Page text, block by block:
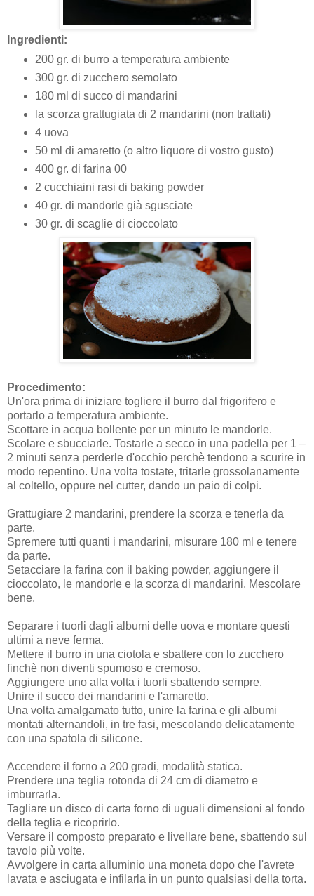
Ingredienti:
200 gr. di burro a temperatura ambiente
300 gr. di zucchero semolato
180 ml di succo di mandarini
la scorza grattugiata di 2 mandarini (non trattati)
4 uova
50 ml di amaretto (o altro liquore di vostro gusto)
400 gr. di farina 00
2 cucchiaini rasi di baking powder
40 gr. di mandorle già sgusciate
30 gr. di scaglie di cioccolato
Procedimento:
Un'ora prima di iniziare togliere il burro dal frigorifero e
portarlo a temperatura ambiente.
Scottare in acqua bollente per un minuto le mandorle.
Scolare e sbucciarle. Tostarle a secco in una padella per 1 –
2 minuti senza perderle d'occhio perchè tendono a scurire in
modo repentino. Una volta tostate, tritarle grossolanamente
al coltello, oppure nel cutter, dando un paio di colpi.
Grattugiare 2 mandarini, prendere la scorza e tenerla da
parte.
Spremere tutti quanti i mandarini, misurare 180 ml e tenere
da parte.
Setacciare la farina con il baking powder, aggiungere il
cioccolato, le mandorle e la scorza di mandarini. Mescolare
bene.
Separare i tuorli dagli albumi delle uova e montare questi
ultimi a neve ferma.
Mettere il burro in una ciotola e sbattere con lo zucchero
finchè non diventi spumoso e cremoso.
Aggiungere uno alla volta i tuorli sbattendo sempre.
Unire il succo dei mandarini e l'amaretto.
Una volta amalgamato tutto, unire la farina e gli albumi
montati alternandoli, in tre fasi, mescolando delicatamente
con una spatola di silicone.
Accendere il forno a 200 gradi, modalità statica.
Prendere una teglia rotonda di 24 cm di diametro e
imburrarla.
Tagliare un disco di carta forno di uguali dimensioni al fondo
della teglia e ricoprirlo.
Versare il composto preparato e livellare bene, sbattendo sul
tavolo più volte.
Avvolgere in carta alluminio una moneta dopo che l'avrete
lavata e asciugata e infilarla in un punto qualsiasi della torta.